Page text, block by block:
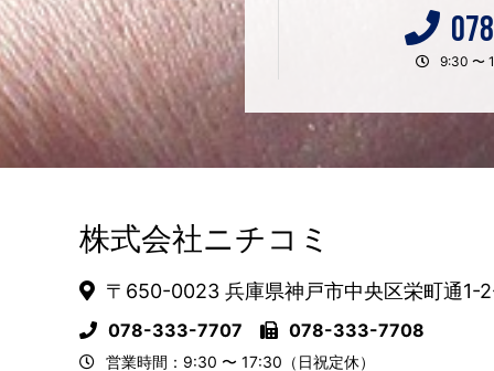
9:30 〜
株式会社ニチコミ
〒650-0023 兵庫県神戸市中央区栄町通1-
078-333-7707 078-333-7708
営業時間：9:30 〜 17:30（日祝定休）